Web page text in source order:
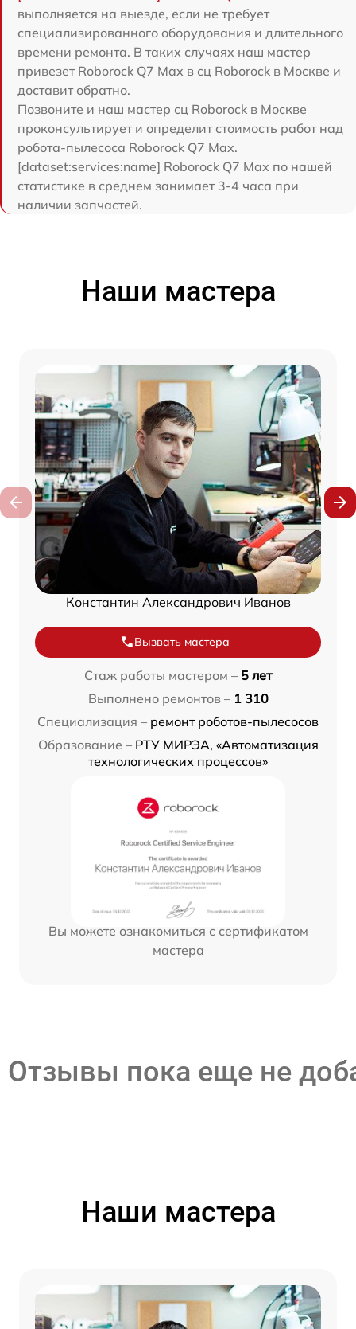
выполняется на выезде, если не требует
специализированного оборудования и длительного
времени ремонта. В таких случаях наш мастер
привезет Roborock Q7 Max в сц Roborock в Москве и
доставит обратно.
Позвоните и наш мастер сц Roborock в Москве
проконсультирует и определит стоимость работ над
робота-пылесоса Roborock Q7 Max.
[dataset:services:name] Roborock Q7 Max по нашей
статистике в среднем занимает 3-4 часа при
наличии запчастей.
Наши мастера
Константин Александрович Иванов
Вызвать мастера
Стаж работы мастером – 5 лет
Выполнено ремонтов – 1 310
Специализация – ремонт роботов-пылесосов
Образование – РТУ МИРЭА, «Автоматизация
технологических процессов»
Вы можете ознакомиться с сертификатом
мастера
Отзывы пока еще не
Наши мастера